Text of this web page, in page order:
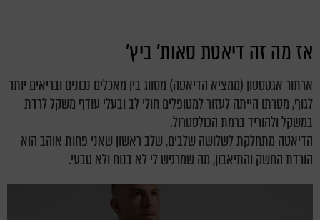
אז מה זה דיאטת סאות' ביץ'
ארתור אגטסטון (ממציא הדיאטה) מסווג בין מאכלים נכונים ובריאים יותר
לגוף, מטרתו הייתה לעזור למטופלים חולי לב ובעלי עודף משקל לרדת
במשקל ולהוריד ברמת הכולסטרול.
הדיאטה מתחלקת לשלושה שלבים, שלב ראשון שאני פחות אוהב הוא
הורדת החשק והתיאבון, מה שמרגיש לי לא בנוח ולא טבעי.